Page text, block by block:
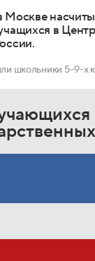
в
5–9-х